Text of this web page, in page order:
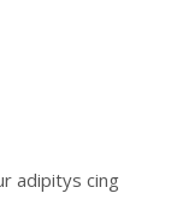
adipitys cing